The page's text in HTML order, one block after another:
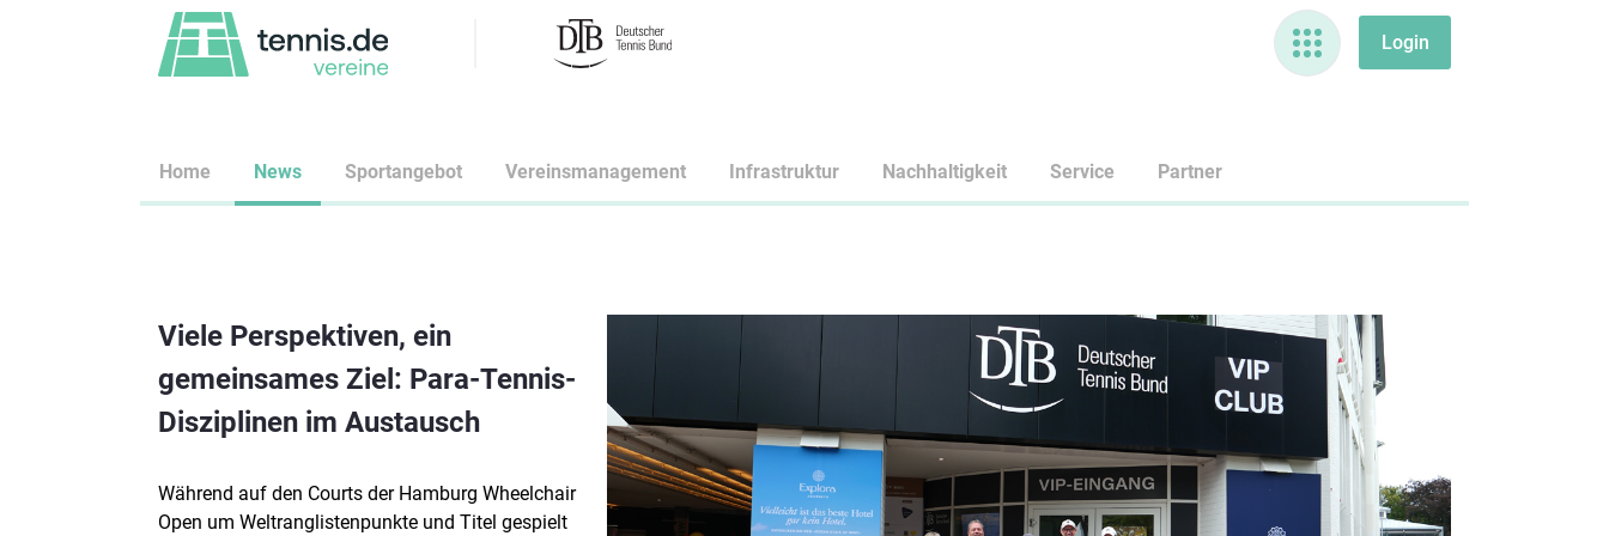
Home News Sportangebot Vereinsmanagement Infrastruktur Nachhaltigkeit Service Partner
Viele Perspektiven, ein
gemeinsames Ziel: Para-Tennis-
Disziplinen im Austausch
Während auf den Courts der Hamburg Wheelchair
Open um Weltranglistenpunkte und Titel gespielt